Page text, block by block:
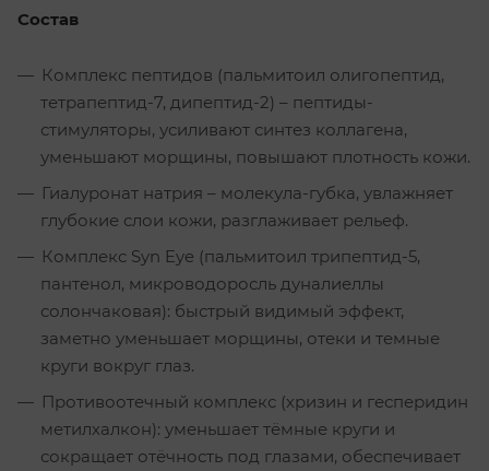
Состав
Комплекс пептидов (пальмитоил олигопептид,
тетрапептид-7, дипептид-2) – пептиды-
стимуляторы, усиливают синтез коллагена,
уменьшают морщины, повышают плотность кожи.
Гиалуронат натрия – молекула-губка, увлажняет
глубокие слои кожи, разглаживает рельеф.
Комплекс Syn Eye (пальмитоил трипептид-5,
пантенол, микроводоросль дуналиеллы
солончаковая): быстрый видимый эффект,
заметно уменьшает морщины, отеки и темные
круги вокруг глаз.
Противоотечный комплекс (хризин и гесперидин
метилхалкон): уменьшает тёмные круги и
сокращает отёчность под глазами, обеспечивает